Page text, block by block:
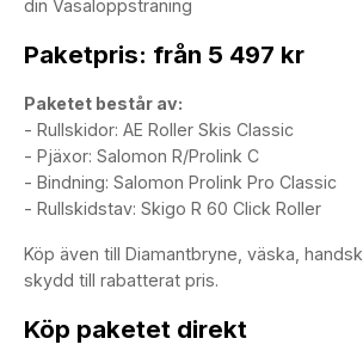
din Vasaloppsträning
Paketpris: från 5 497 kr
Paketet består av:
- Rullskidor: AE Roller Skis Classic
- Pjäxor: Salomon R/Prolink C
- Bindning: Salomon Prolink Pro Classic
- Rullskidstav: Skigo R 60 Click Roller
Köp även till Diamantbryne, väska,
skydd till rabatterat pris.
Köp paketet direkt